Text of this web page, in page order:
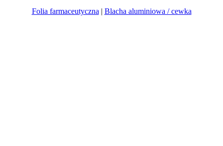
Folia farmaceutyczna | Blacha aluminiowa / cewka